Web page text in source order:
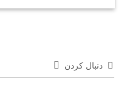
دنبال کردن